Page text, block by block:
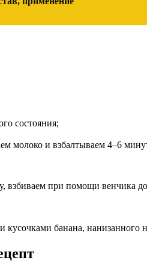
состояния;
молоко и взбалтываем 4–6
при помощи венчика
банана, нанизанного